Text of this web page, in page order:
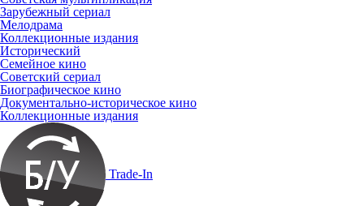
Зарубежный сериал
Мелодрама
Коллекционные издания
Исторический
Семейное кино
Советский сериал
Биографическое кино
Документально-историческое кино
Коллекционные издания
Trade-In